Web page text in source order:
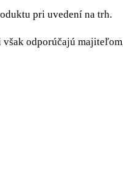
pri uvedení na trh.
však odporúčajú